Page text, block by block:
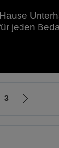
jeden
3
Zur